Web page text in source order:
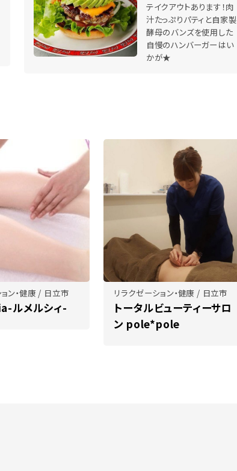
テイクアウトあります！肉
汁たっぷりパティと自家製
酵母のバンズを使用した
自慢のハンバーガーはい
かが★
ン・健康 / 日立市
ルメルシィ-
リラクゼーション・健康 / 日立市
トータルビューティーサロ
ン pole*pole